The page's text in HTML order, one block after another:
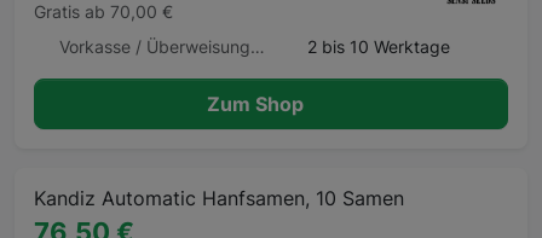
Gratis ab 70,00 €
Vorkasse / Überweisung, Kreditkarte
2 bis 10 Werktage
Zum Shop
Kandiz Automatic Hanfsamen, 10 Samen